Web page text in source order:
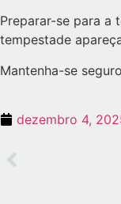
Preparar-se para a
tempestade
Mantenha-se
dezembro 4,